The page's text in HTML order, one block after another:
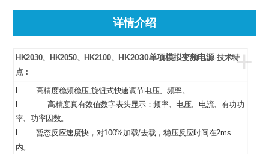
详情介绍
+
HK2030、 HK2050、 HK2100、 HK2030单项模拟变频电源-技术特
点：
高精度稳频稳压,旋钮式快速调节电压、频率。
l高精度真有效值数字表头显示：频率、电压、电流、有功功
率、功率因数。
暂态反应速度快，对100%加载/去载，稳压反应时间在2ms
内。